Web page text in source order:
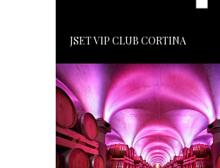
JSET VIP CLUB CORTINA